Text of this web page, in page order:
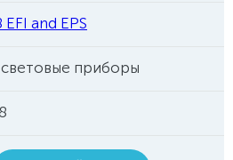
and EPS
приборы